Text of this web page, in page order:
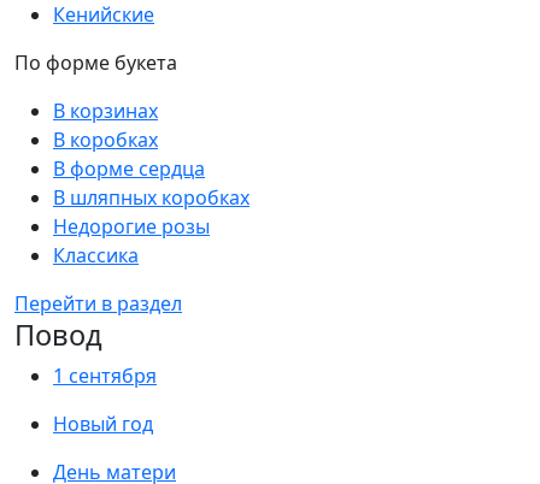
Кенийские
По форме букета
В корзинах
В коробках
В форме сердца
В шляпных коробках
Недорогие розы
Классика
Перейти в раздел
Повод
1 сентября
Новый год
День матери